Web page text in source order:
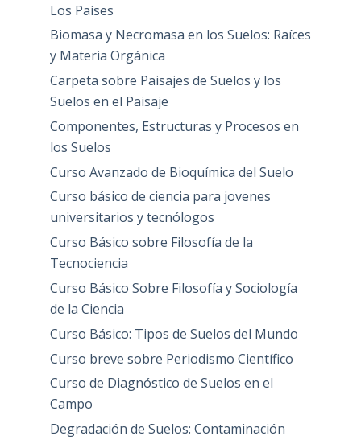
Los Países
Biomasa y Necromasa en los Suelos: Raíces
y Materia Orgánica
Carpeta sobre Paisajes de Suelos y los
Suelos en el Paisaje
Componentes, Estructuras y Procesos en
los Suelos
Curso Avanzado de Bioquímica del Suelo
Curso básico de ciencia para jovenes
universitarios y tecnólogos
Curso Básico sobre Filosofía de la
Tecnociencia
Curso Básico Sobre Filosofía y Sociología
de la Ciencia
Curso Básico: Tipos de Suelos del Mundo
Curso breve sobre Periodismo Científico
Curso de Diagnóstico de Suelos en el
Campo
Degradación de Suelos: Contaminación